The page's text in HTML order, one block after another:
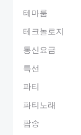
테마룸
테크놀로지
통신요금
특선
파티
파티노래
팝송